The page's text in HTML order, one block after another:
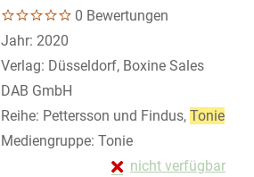
0 Bewertungen
Suche nach diesem Verfasser
Jahr: 2020
Verlag: Düsseldorf, Boxine Sales
DAB GmbH
Reihe: Pettersson und Findus, Tonie
Mediengruppe: Tonie
nicht verfügbar
Exemplar-Details